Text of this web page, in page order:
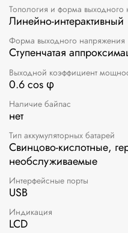
Топология и форма выходного
Линейно-интерактивный
Форма выходного напряжения
Ступенчатая
Выходной коэффициент
0.6 cos φ
Наличие байпас
нет
Тип аккумуляторных батарей
Свинцово-кислотные,
необслуживаемые
Интерфейсные порты
USB
Индикация
LCD